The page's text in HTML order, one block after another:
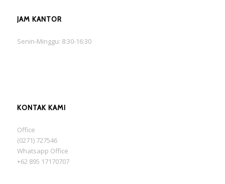
JAM KANTOR
Senin-Minggu: 8:30-16:30
KONTAK KAMI
Office
(0271) 727546
Whatsapp Office
+62 895 17170707